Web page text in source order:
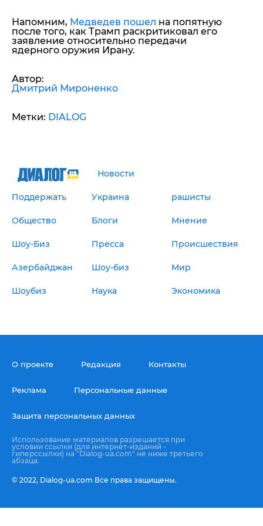
Напомним, Медведев пошел на попятную
после того, как Трамп раскритиковал его
заявление относительно передачи
ядерного оружия Ирану.
Автор:
Дмитрий Мироненко
Метки: DIALOG
Новости
Поддержать Украина рашисты
Общество Блоги Мнение
Шоу-Биз Пресса Происшествия
Азербайджан Шоу-биз Мир
Шоубиз Наука Экономика
О проекте Редакция Контакты
Реклама Персональные данные
Защита персональных данных
Использование материалов разрешается при
условии ссылки (для интернет-изданий -
гиперссылки) на "Dialog-ua.com" не ниже третьего
абзаца.
© 2022, Dialog-ua.сom Все права защищены.